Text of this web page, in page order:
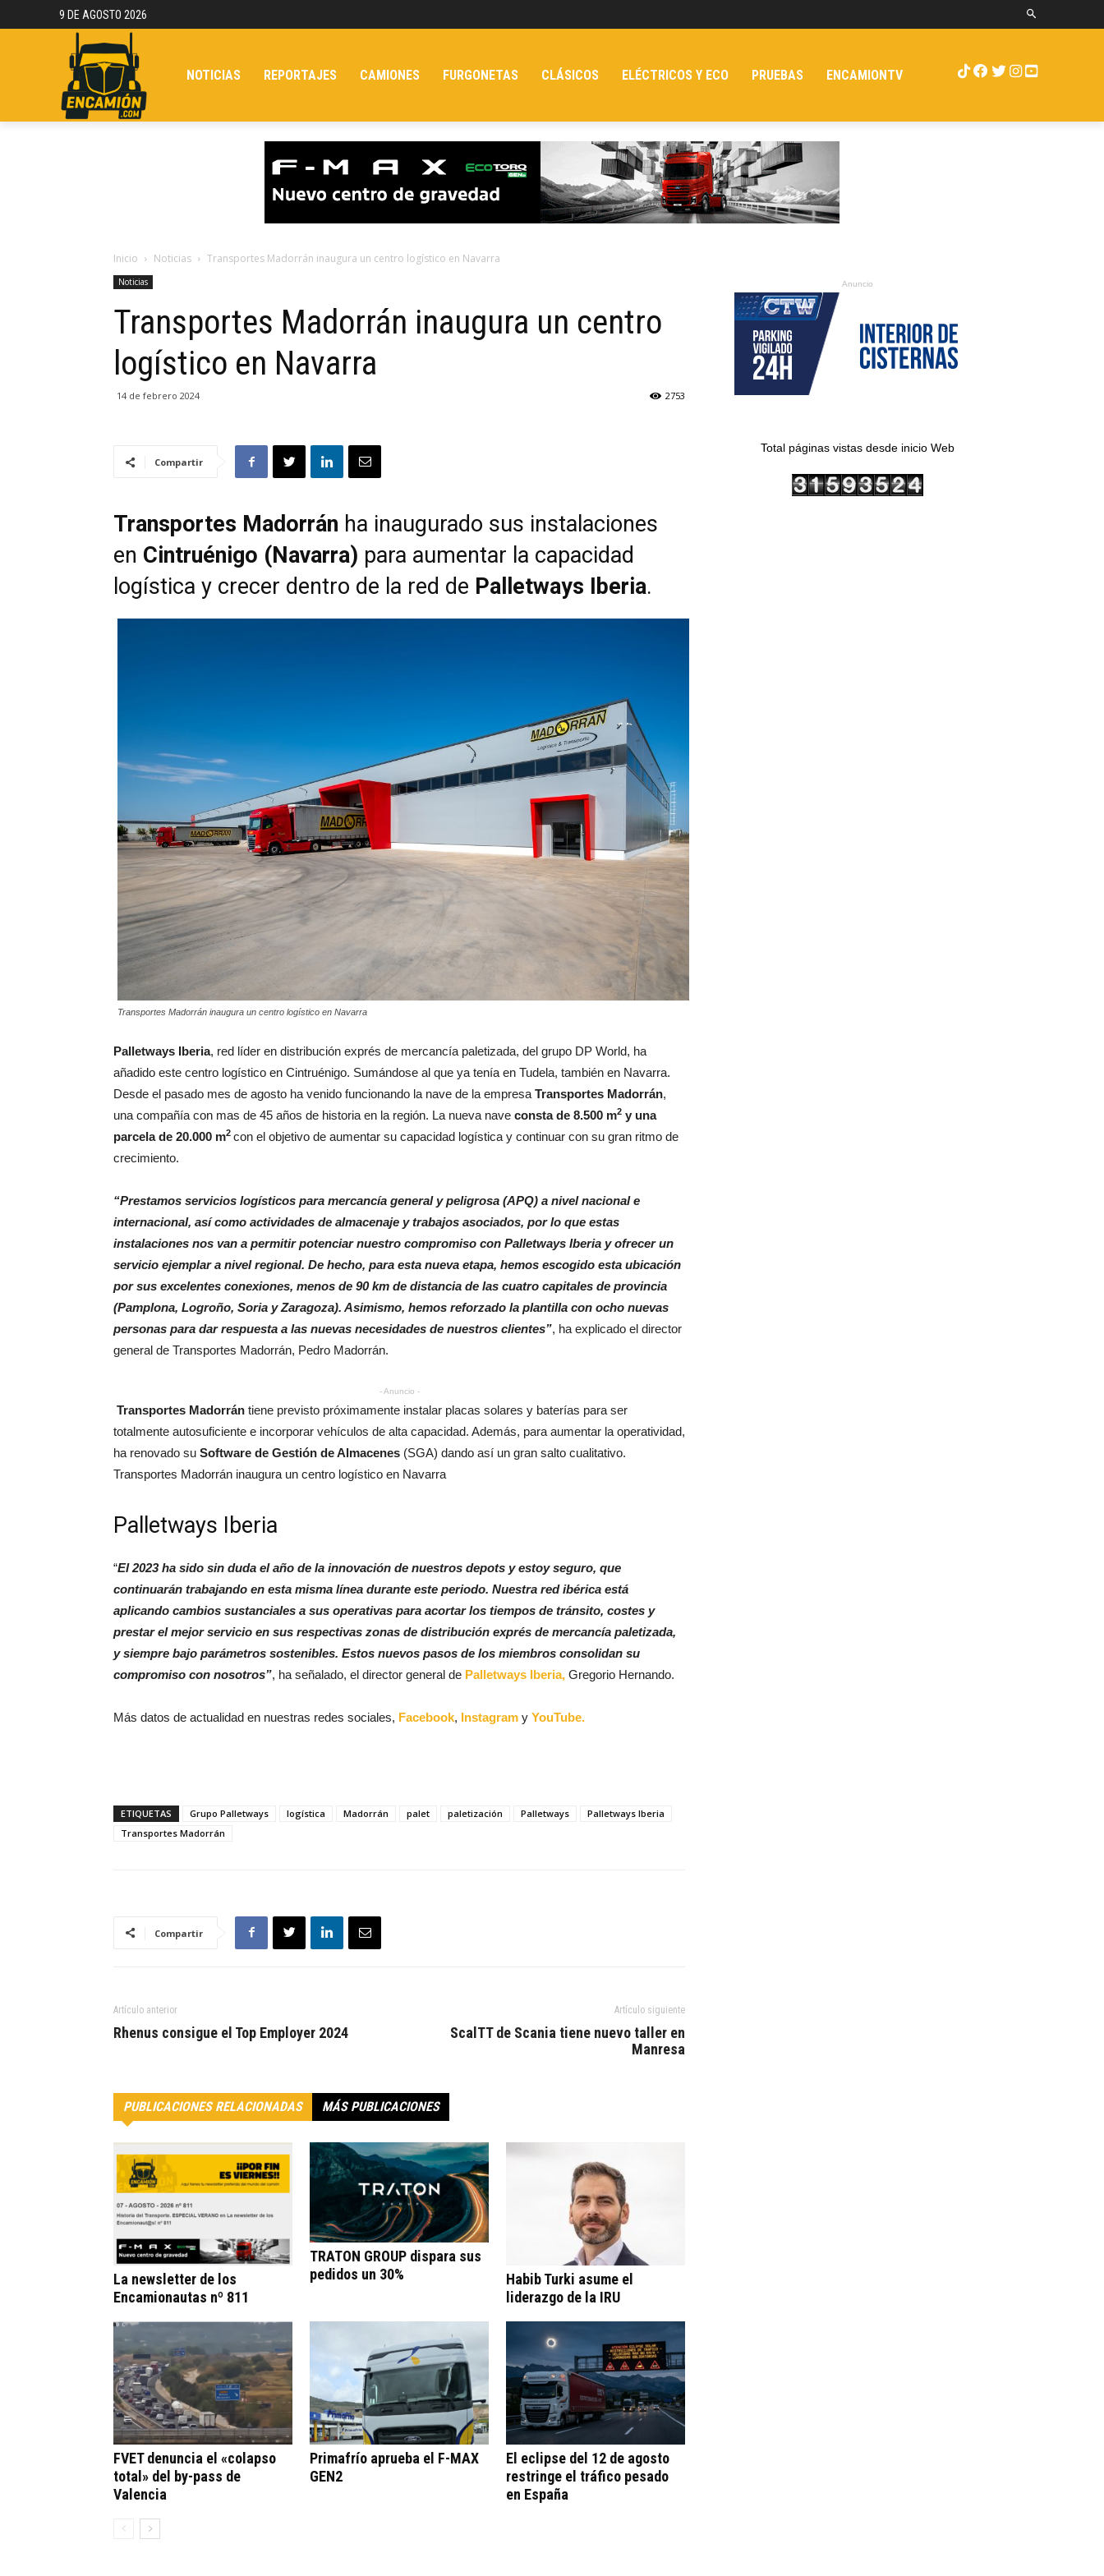
9 DE AGOSTO 2026
NOTICIAS REPORTAJES CAMIONES FURGONETAS CLÁSICOS ELÉCTRICOS Y ECO PRUEBAS ENCAMIONTV
Inicio Noticias Transportes Madorrán inaugura un centro logístico en Navarra
Noticias
Transportes Madorrán inaugura un centro
logístico en Navarra
14 de febrero 2024 2753
Compartir
Transportes Madorrán ha inaugurado sus instalaciones
en Cintruénigo (Navarra) para aumentar la capacidad
logística y crecer dentro de la red de Palletways Iberia.
Transportes Madorrán inaugura un centro logístico en Navarra
Palletways Iberia, red líder en distribución exprés de mercancía paletizada, del grupo DP World, ha
añadido este centro logístico en Cintruénigo. Sumándose al que ya tenía en Tudela, también en Navarra.
Desde el pasado mes de agosto ha venido funcionando la nave de la empresa Transportes Madorrán,
una compañía con mas de 45 años de historia en la región. La nueva nave consta de 8.500 m2 y una
parcela de 20.000 m2 con el objetivo de aumentar su capacidad logística y continuar con su gran ritmo de
crecimiento.
“Prestamos servicios logísticos para mercancía general y peligrosa (APQ) a nivel nacional e
internacional, así como actividades de almacenaje y trabajos asociados, por lo que estas
instalaciones nos van a permitir potenciar nuestro compromiso con Palletways Iberia y ofrecer un
servicio ejemplar a nivel regional. De hecho, para esta nueva etapa, hemos escogido esta ubicación
por sus excelentes conexiones, menos de 90 km de distancia de las cuatro capitales de provincia
(Pamplona, Logroño, Soria y Zaragoza). Asimismo, hemos reforzado la plantilla con ocho nuevas
personas para dar respuesta a las nuevas necesidades de nuestros clientes”, ha explicado el director
general de Transportes Madorrán, Pedro Madorrán.
- Anuncio -
Transportes Madorrán tiene previsto próximamente instalar placas solares y baterías para ser
totalmente autosuficiente e incorporar vehículos de alta capacidad. Además, para aumentar la operatividad,
ha renovado su Software de Gestión de Almacenes (SGA) dando así un gran salto cualitativo.
Transportes Madorrán inaugura un centro logístico en Navarra
Palletways Iberia
“El 2023 ha sido sin duda el año de la innovación de nuestros depots y estoy seguro, que
continuarán trabajando en esta misma línea durante este periodo. Nuestra red ibérica está
aplicando cambios sustanciales a sus operativas para acortar los tiempos de tránsito, costes y
prestar el mejor servicio en sus respectivas zonas de distribución exprés de mercancía paletizada,
y siempre bajo parámetros sostenibles. Estos nuevos pasos de los miembros consolidan su
compromiso con nosotros”, ha señalado, el director general de Palletways Iberia, Gregorio Hernando.
Más datos de actualidad en nuestras redes sociales, Facebook, Instagram y YouTube.
ETIQUETAS Grupo Palletways logística Madorrán palet paletización Palletways
Palletways Iberia
Transportes Madorrán
Compartir
Artículo anterior
Rhenus consigue el Top Employer 2024
Artículo siguiente
ScalTT de Scania tiene nuevo taller en
Manresa
PUBLICACIONES RELACIONADAS MÁS PUBLICACIONES
La newsletter de los
Encamionautas nº 811
TRATON GROUP dispara sus
pedidos un 30%
Habib Turki asume el
liderazgo de la IRU
FVET denuncia el «colapso
total» del by-pass de
Valencia
Primafrío aprueba el F-MAX
GEN2
El eclipse del 12 de agosto
restringe el tráfico pesado
en España
Anuncio
Total páginas vistas desde inicio Web